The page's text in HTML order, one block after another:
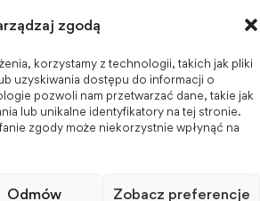
zgodą
korzystamy z technologii, takich jak pliki
uzyskiwania dostępu do informacji o
pozwoli nam przetwarzać dane, takie jak
lub unikalne identyfikatory na tej stronie.
zgody może niekorzystnie wpłynąć na
Odmów Zobacz preferencje
ENGLISH VERSION